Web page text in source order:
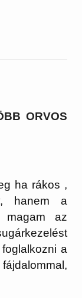
ORVOS
ha rákos ,
hanem a
magam az
a